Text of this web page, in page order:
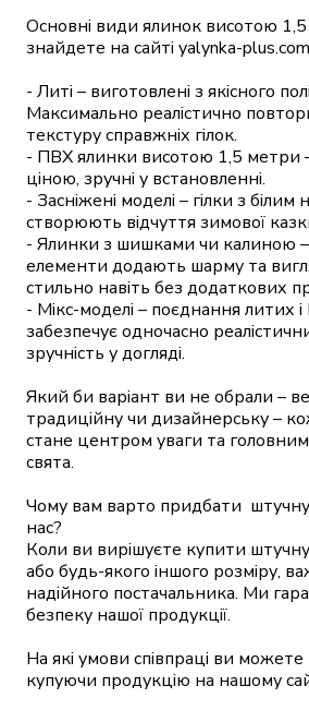
Основні види ялинок висотою 1,5
знайдете на сайті yalynka-
- Литі – виготовлені з якісного
Максимально реалістично
текстуру справжніх гілок.
- ПВХ ялинки висотою 1,5 метри –
ціною, зручні у встановленні.
- Засніжені моделі – гілки з
створюють відчуття зимової
- Ялинки з шишками чи калиною –
елементи додають шарму та
стильно навіть без додаткових
- Мікс-моделі – поєднання литих
забезпечує одночасно
зручність у догляді.
Який би варіант ви не обрали –
традиційну чи дизайнерську –
стане центром уваги та
свята.
Чому вам варто придбати
нас?
Коли ви вирішуєте купити
або будь-якого іншого розміру,
надійного постачальника. Ми
безпеку нашої продукції.
На які умови співпраці ви
купуючи продукцію на нашому